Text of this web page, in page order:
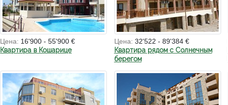
Цена: 16'900 - 55'900 €
Квартира в Кошарице
Цена: 32'522 - 89'384 €
Квартира рядом с Солнечным
берегом